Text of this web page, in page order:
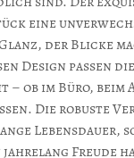
eine
der Blicke
Design passen
ob im Büro, beim
Die robuste
Lebensdauer,
Freude